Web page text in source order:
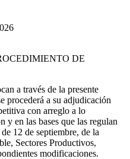
DE
a través de la presente
procederá a su adjudicación
con arreglo a lo
y en las bases que las regulan
12 de septiembre, de la
Sectores Productivos,
modificaciones.